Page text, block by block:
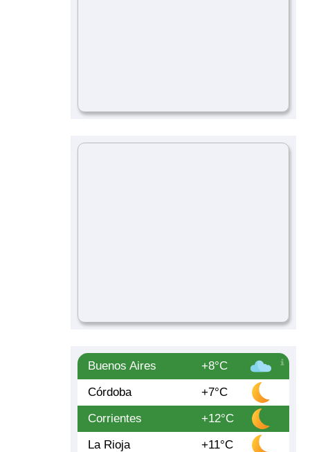
Buenos Aires
+8°C
Córdoba
+7°C
Corrientes
+12°C
La Rioja
+11°C